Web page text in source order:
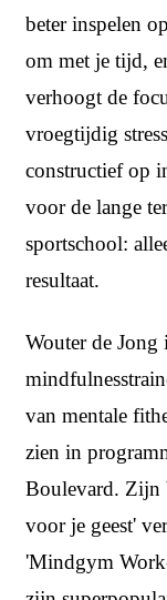
beter inspelen
om met je tijd,
verhoogt de
vroegtijdig
constructief op
voor de lange
sportschool:
resultaat.
Wouter de Jong
van mentale
zien in
Boulevard. Zijn
voor je geest'
'Mindgym